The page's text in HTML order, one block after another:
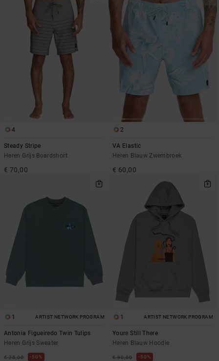
4
Steady Stripe
Heren Grijs Boardshort
€ 70,00
2
VA Elastic
Heren Blauw Zwembroek
€ 60,00
1 ARTIST NETWORK PROGRAM
Antonia Figueiredo Twin Tulips
Heren Grijs Sweater
€ 75,00 50%
1 ARTIST NETWORK PROGRAM
Youre Still There
Heren Blauw Hoodie
€ 90,00 50%